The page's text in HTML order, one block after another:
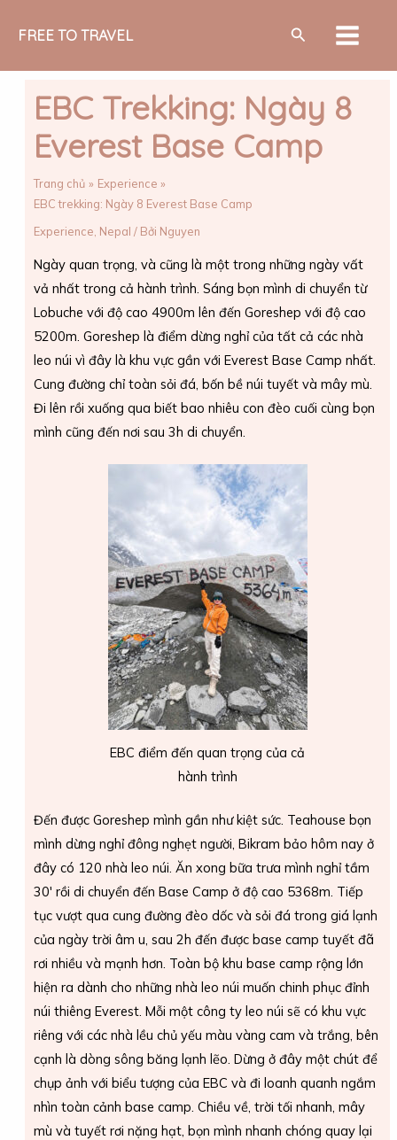
FREE TO TRAVEL
Tìm
EBC Trekking: Ngày 8
Everest Base Camp
Trang chủ
Experience
EBC trekking: Ngày 8 Everest Base Camp
Experience Nepal / Bởi Nguyen
Ngày quan trọng, và cũng là một trong những ngày vất
vả nhất trong cả hành trình. Sáng bọn mình di chuyển từ
Lobuche với độ cao 4900m lên đến Goreshep với độ cao
5200m. Goreshep là điểm dừng nghỉ của tất cả các nhà
leo núi vì đây là khu vực gần với Everest Base Camp nhất.
Cung đường chỉ toàn sỏi đá, bốn bề núi tuyết và mây mù.
Đi lên rồi xuống qua biết bao nhiêu con đèo cuối cùng bọn
mình cũng đến nơi sau 3h di chuyển.
EBC điểm đến quan trọng của cả
hành trình
Đến được Goreshep mình gần như kiệt sức. Teahouse bọn
mình dừng nghỉ đông nghẹt người, Bikram bảo hôm nay ở
đây có 120 nhà leo núi. Ăn xong bữa trưa mình nghỉ tầm
30′ rồi di chuyển đến Base Camp ở độ cao 5368m. Tiếp
tục vượt qua cung đường đèo dốc và sỏi đá trong giá lạnh
của ngày trời âm u, sau 2h đến được base camp tuyết đã
rơi nhiều và mạnh hơn. Toàn bộ khu base camp rộng lớn
hiện ra dành cho những nhà leo núi muốn chinh phục đỉnh
núi thiêng Everest. Mỗi một công ty leo núi sẽ có khu vực
riêng với các nhà lều chủ yếu màu vàng cam và trắng, bên
cạnh là dòng sông băng lạnh lẽo. Dừng ở đây một chút để
chụp ảnh với biểu tượng của EBC và đi loanh quanh ngắm
nhìn toàn cảnh base camp. Chiều về, trời tối nhanh, mây
mù và tuyết rơi nặng hạt, bọn mình nhanh chóng quay lại